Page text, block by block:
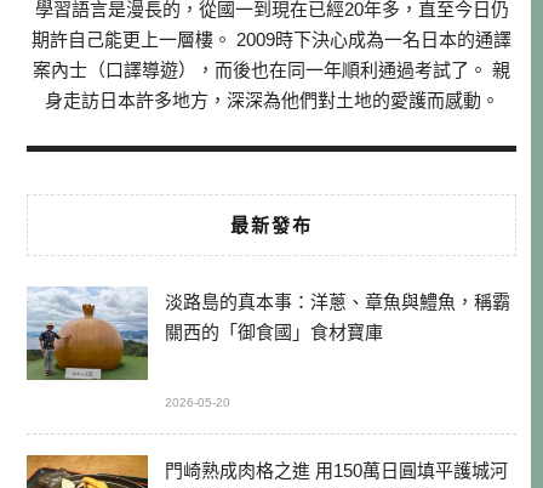
學習語言是漫長的，從國一到現在已經20年多，直至今日仍
期許自己能更上一層樓。 2009時下決心成為一名日本的通譯
案內士（口譯導遊），而後也在同一年順利通過考試了。 親
身走訪日本許多地方，深深為他們對土地的愛護而感動。
最新發布
淡路島的真本事：洋蔥、章魚與鱧魚，稱霸
關西的「御食國」食材寶庫
2026-05-20
門崎熟成肉格之進 用150萬日圓填平護城河